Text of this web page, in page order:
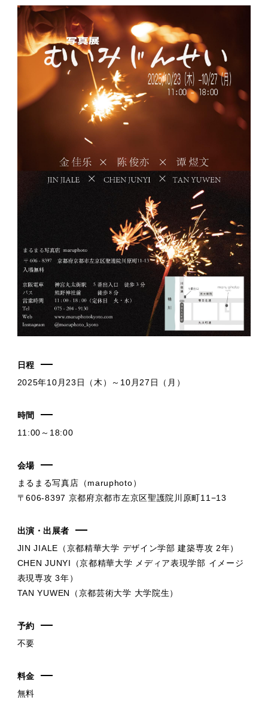
日程
2025年10月23日（木）～10月27日（月）
時間
11:00～18:00
会場
まるまる写真店（maruphoto）
〒606-8397 京都府京都市左京区聖護院川原町11−13
出演・出展者
JIN JIALE（京都精華大学 デザイン学部 建築専攻 2年）
CHEN JUNYI（京都精華大学 メディア表現学部 イメージ
表現専攻 3年）
TAN YUWEN（京都芸術大学 大学院生）
予約
不要
料金
無料